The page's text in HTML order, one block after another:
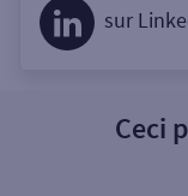
sur
Ceci